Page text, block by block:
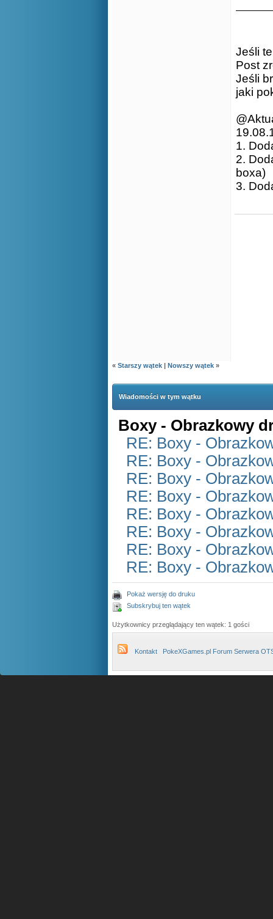
Jeśli
Post
Jeśli
jaki
1.
2.
boxa)
3.
« Starszy wątek | Nowszy wątek »
Wiadomości w tym wątku
Boxy - Obrazkowy
RE: Boxy -
RE: Boxy -
RE: Boxy -
RE: Boxy -
RE: Boxy -
RE: Boxy -
RE: Boxy -
RE: Boxy -
Pokaż wersję do druku
Subskrybuj ten wątek
Użytkownicy przeglądający ten wątek: 1 gości
Kontakt PokeXGames.pl Forum Serwera